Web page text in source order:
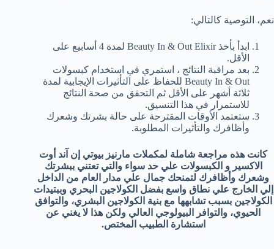
نعم، التوصية كالتالي:
ابدأ بأخذ Beauty In & Out Elixir لمدة 4 أسابيع على
الأقل.
بعد مراقبة النتائج ، استمري في استخدام كبسولات
Beauty In & Out للحفاظ على التأثيرات الإيجابية لمدة
ثلاثة أشهر على الأقل ثم التحقق من صحة النتائج
للاستمرار في هذا التنسيق.
ستعتمد الأوقات المقترحة على حالة بشرتك وشعرك
وأظافرك والتأثيرات المطلوبة.
كانت هذه مراجعة شاملة لمكملات مارنيز بيوتي إن آند أوت
الاكسير و الكبسولات علي حد سواء والتي تعتني ببشرتك
وشعرك وأظافرك لتمنحك جمال علي مدار العام من الداخل
إلي الخارج علي نطاق واسع بفضل الكولاجين البحري وببتيدات
الكولاجين بسبب تشابهها مع بنية الكولاجين البشري، والتوافق
الحيوي، والتوافر البيولوجي العالي ولكن هذا لا يغني عن
استشارة الطبيب المختص.